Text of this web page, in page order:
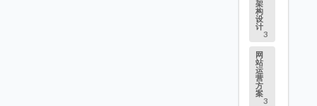
架
构
设
计
3
网
站
运
营
方
案
3